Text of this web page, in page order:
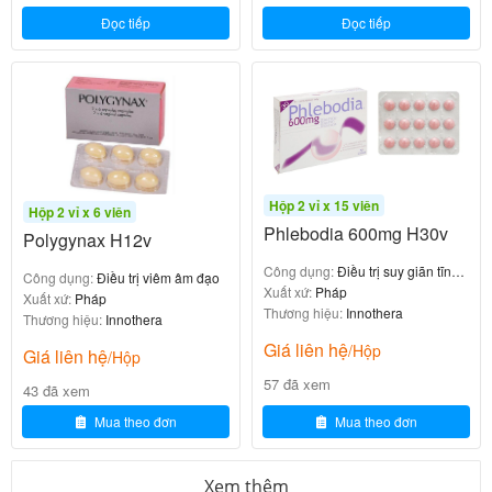
Dị ứng với canxi, vitamin D, dầu đậu nành hoặc bất
kỳ thành phần nào của thuốc.
Tăng canxi huyết (nồng độ canxi trong máu cao)
Tăng canxi niệu (nồng độ canxi trong nước tiểu
cao).
Sỏi thận do canxi hoặc lắng đọng canxi ở thận
Suy thận nặng
Nằm bất động lâu ngày kéo dài, đặc biệt khi kèm
theo tăng canxi huyết/niệu .
Tăng vitamin D máu
7. Tác dụng phụ có thể gặp
Thuốc Ideos 500mg/400IU nhìn chung được dung
nạp tốt, tuy nhiên vẫn có thể gây ra một số tác dụng
Đọc tiếp Đọc tiếp
Hộp 2 vỉ x 6 viên
Polygynax H12v
Công dụng:Điều trị viêm âm đạo
Xuất xứ: Pháp
Thương hiệu: Innothera
Giá liên hệ/Hộp
43 đã xem
Mua theo đơn
Hộp 2 vỉ x 15 viên
Phlebodia 600mg H30v
Công dụng:Điều trị suy giãn tĩnh
mạch
Xuất xứ: Pháp
Thương hiệu: Innothera
Giá liên hệ/Hộp
57 đã xem
Mua theo đơn
Xem thêm